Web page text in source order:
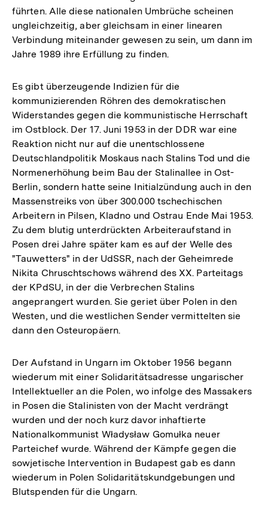
führten. Alle diese nationalen Umbrüche scheinen
ungleichzeitig, aber gleichsam in einer linearen
Verbindung miteinander gewesen zu sein, um dann im
Jahre 1989 ihre Erfüllung zu finden.
Es gibt überzeugende Indizien für die
kommunizierenden Röhren des demokratischen
Widerstandes gegen die kommunistische Herrschaft
im Ostblock. Der 17. Juni 1953 in der DDR war eine
Reaktion nicht nur auf die unentschlossene
Deutschlandpolitik Moskaus nach Stalins Tod und die
Normenerhöhung beim Bau der Stalinallee in Ost-
Berlin, sondern hatte seine Initialzündung auch in den
Massenstreiks von über 300.000 tschechischen
Arbeitern in Pilsen, Kladno und Ostrau Ende Mai 1953.
Zu dem blutig unterdrückten Arbeiteraufstand in
Posen drei Jahre später kam es auf der Welle des
"Tauwetters" in der UdSSR, nach der Geheimrede
Nikita Chruschtschows während des XX. Parteitags
der KPdSU, in der die Verbrechen Stalins
angeprangert wurden. Sie geriet über Polen in den
Westen, und die westlichen Sender vermittelten sie
dann den Osteuropäern.
Der Aufstand in Ungarn im Oktober 1956 begann
wiederum mit einer Solidaritätsadresse ungarischer
Intellektueller an die Polen, wo infolge des Massakers
in Posen die Stalinisten von der Macht verdrängt
wurden und der noch kurz davor inhaftierte
Nationalkommunist Władysław Gomułka neuer
Parteichef wurde. Während der Kämpfe gegen die
sowjetische Intervention in Budapest gab es dann
wiederum in Polen Solidaritätskundgebungen und
Blutspenden für die Ungarn.